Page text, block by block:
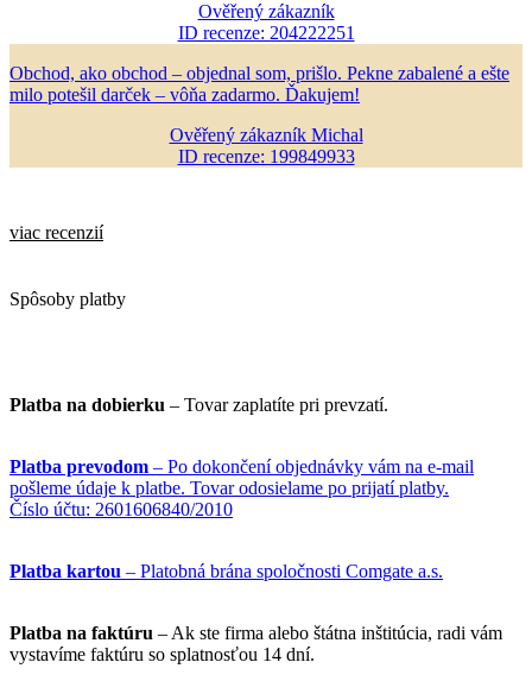
Ověřený zákazník
ID recenze: 204222251
Obchod, ako obchod – objednal som, prišlo. Pekne zabalené a ešte
milo potešil darček – vôňa zadarmo. Ďakujem!
Ověřený zákazník Michal
ID recenze: 199849933
viac recenzií
Spôsoby platby
Platba na dobierku – Tovar zaplatíte pri prevzatí.
Platba prevodom – Po dokončení objednávky vám na e-mail
pošleme údaje k platbe. Tovar odosielame po prijatí platby.
Číslo účtu: 2601606840/2010
Platba kartou – Platobná brána spoločnosti Comgate a.s.
Platba na faktúru – Ak ste firma alebo štátna inštitúcia, radi vám
vystavíme faktúru so splatnosťou 14 dní.